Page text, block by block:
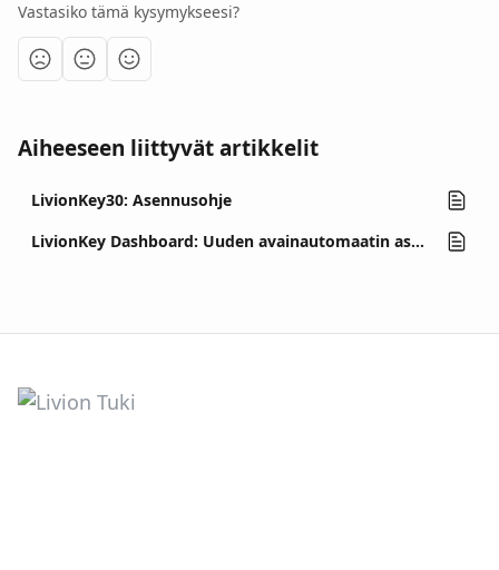
Vastasiko tämä kysymykseesi?
Aiheeseen liittyvät artikkelit
LivionKey30: Asennusohje
LivionKey Dashboard: Uuden avainautomaatin asentaminen